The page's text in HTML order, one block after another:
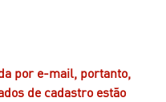
por e-mail, portanto,
de cadastro estão